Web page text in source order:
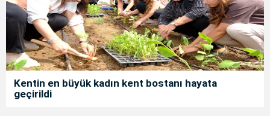
Kentin en büyük kadın kent bostanı hayata
geçirildi